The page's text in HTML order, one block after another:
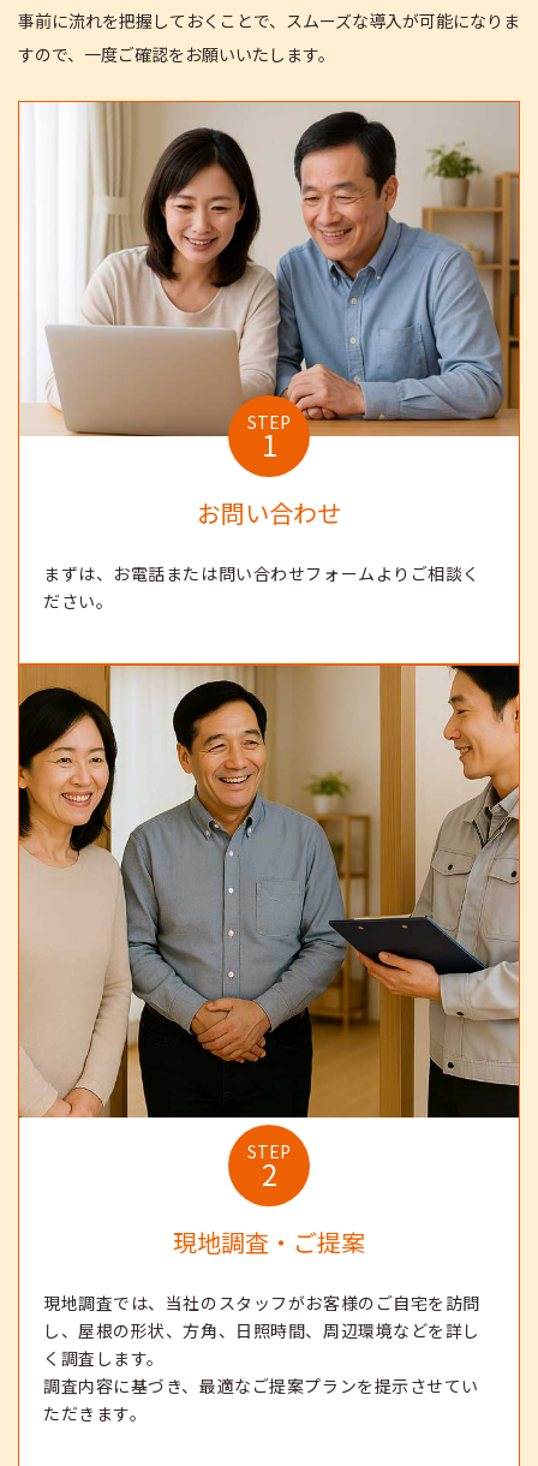
事前に流れを把握しておくことで、スムーズな導入が可能になりま
すので、一度ご確認をお願いいたします。
STEP
1
お問い合わせ
まずは、お電話または問い合わせフォームよりご相談く
ださい。
STEP
2
現地調査・ご提案
現地調査では、当社のスタッフがお客様のご自宅を訪問
し、屋根の形状、方角、日照時間、周辺環境などを詳し
く調査します。
調査内容に基づき、最適なご提案プランを提示させてい
ただきます。